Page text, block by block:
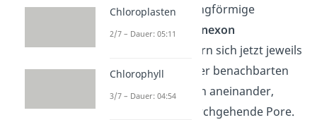
nun jeweils eine ringförmige
Struktur – das
Connexon
(=Halbkanal). Lagern sich jetzt jeweils
zwei Connexone der benachbarten
Plasmamembranen aneinander,
bildet sich eine durchgehende Pore.
Chloroplasten
2/7 – Dauer: 05:11
Chlorophyll
3/7 – Dauer: 04:54